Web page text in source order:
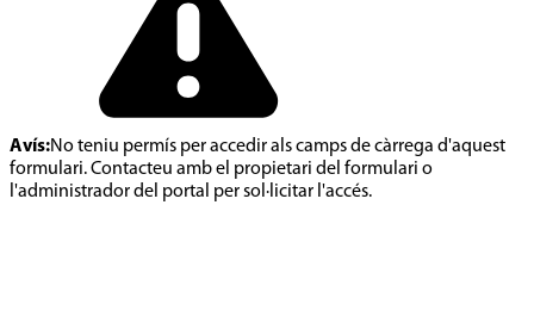
Avís:No teniu permís per accedir als camps de càrrega d'aquest
formulari. Contacteu amb el propietari del formulari o
l'administrador del portal per sol·licitar l'accés.